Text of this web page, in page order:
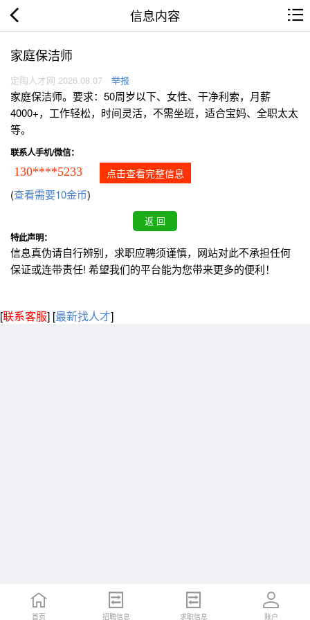
信息内容
家庭保洁师
定陶人才网 2026.08.07 举报
家庭保洁师。要求：50周岁以下、女性、干净利索，月薪
4000+，工作轻松，时间灵活，不需坐班，适合宝妈、全职太太
等。
联系人手机/微信：
130****5233 点击查看完整信息
(查看需要10金币)
特此声明：
信息真伪请自行辨别，求职应聘须谨慎，网站对此不承担任何
保证或连带责任! 希望我们的平台能为您带来更多的便利！
[联系客服] [最新找人才]
首页 招聘信息 求职信息 账户